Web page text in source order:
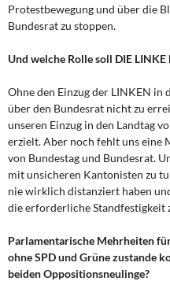
Protestbewegung und über die
Bundesrat zu stoppen.
Und welche Rolle soll DIE
Ohne den Einzug der LINKEN in
über den Bundesrat nicht zu
unseren Einzug in den Landtag
erzielt. Aber noch fehlt uns eine
von Bundestag und Bundesrat.
mit unsicheren Kantonisten zu
nie wirklich distanziert haben
die erforderliche Standfestigkeit
Parlamentarische Mehrheiten
ohne SPD und Grüne zustande
beiden Oppositionsneulinge?